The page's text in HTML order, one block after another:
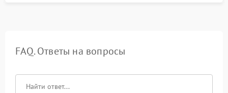
FAQ. Ответы на вопросы